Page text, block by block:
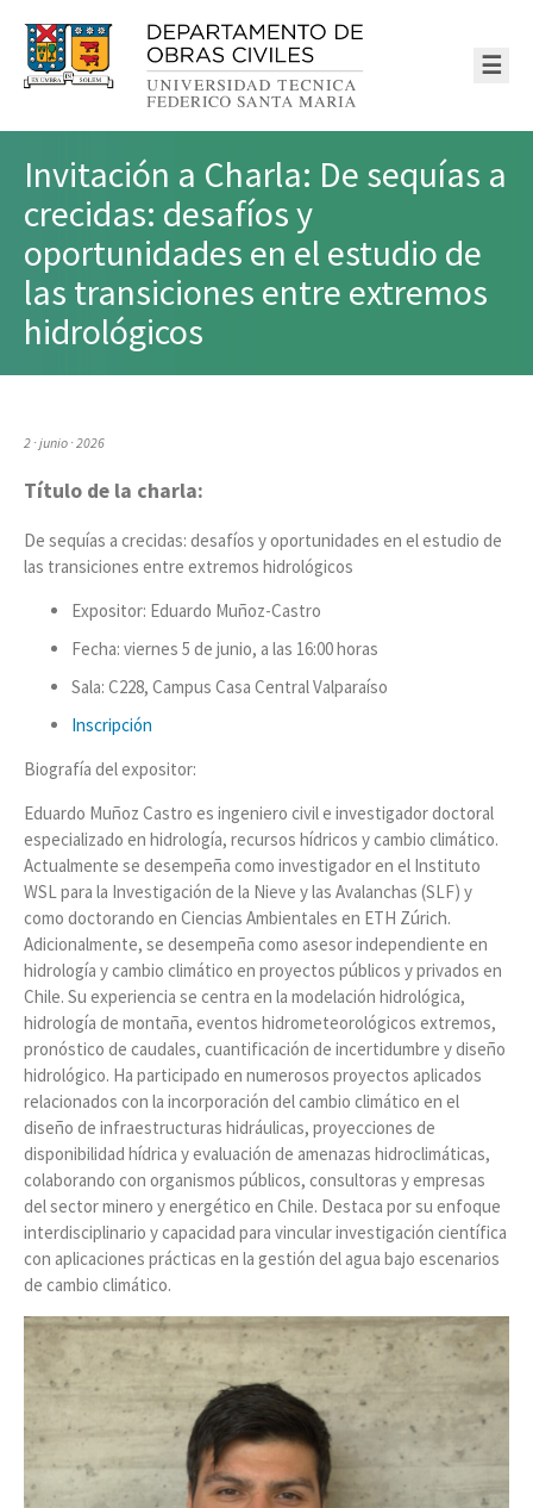
☰
Invitación a Charla: De sequías a
crecidas: desafíos y
oportunidades en el estudio de
las transiciones entre extremos
hidrológicos
2 · junio · 2026
Título de la charla:
De sequías a crecidas: desafíos y oportunidades en el estudio de
las transiciones entre extremos hidrológicos
Expositor: Eduardo Muñoz-Castro
Fecha: viernes 5 de junio, a las 16:00 horas
Sala: C228, Campus Casa Central Valparaíso
Inscripción
Biografía del expositor:
Eduardo Muñoz Castro es ingeniero civil e investigador doctoral
especializado en hidrología, recursos hídricos y cambio climático.
Actualmente se desempeña como investigador en el Instituto
WSL para la Investigación de la Nieve y las Avalanchas (SLF) y
como doctorando en Ciencias Ambientales en ETH Zúrich.
Adicionalmente, se desempeña como asesor independiente en
hidrología y cambio climático en proyectos públicos y privados en
Chile. Su experiencia se centra en la modelación hidrológica,
hidrología de montaña, eventos hidrometeorológicos extremos,
pronóstico de caudales, cuantificación de incertidumbre y diseño
hidrológico. Ha participado en numerosos proyectos aplicados
relacionados con la incorporación del cambio climático en el
diseño de infraestructuras hidráulicas, proyecciones de
disponibilidad hídrica y evaluación de amenazas hidroclimáticas,
colaborando con organismos públicos, consultoras y empresas
del sector minero y energético en Chile. Destaca por su enfoque
interdisciplinario y capacidad para vincular investigación científica
con aplicaciones prácticas en la gestión del agua bajo escenarios
de cambio climático.